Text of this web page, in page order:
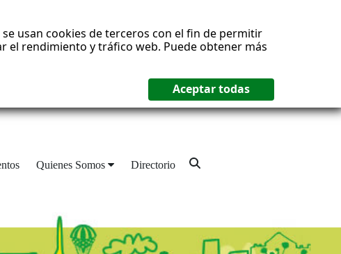
usan cookies de terceros con el fin de permitir
el rendimiento y tráfico web. Puede obtener más
Quienes Somos Directorio